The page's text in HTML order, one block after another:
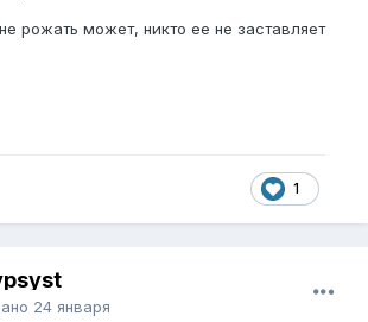
рожать может, никто ее не заставляет
1
24 января